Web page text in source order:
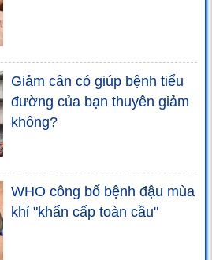
Giảm cân có giúp bệnh tiểu
đường của bạn thuyên giảm
không?
WHO công bố bệnh đậu mùa
khỉ "khẩn cấp toàn cầu"